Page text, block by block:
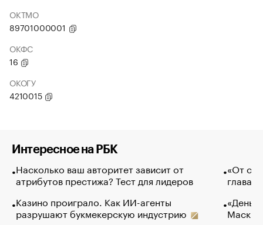
ОКТМО
89701000001
ОКФС
16
ОКОГУ
4210015
Интересное на РБК
Насколько ваш авторитет зависит от
атрибутов престижа? Тест для лидеров
Казино проиграло. Как ИИ-агенты
разрушают букмекерскую индустрию
«От
глава
Маск в